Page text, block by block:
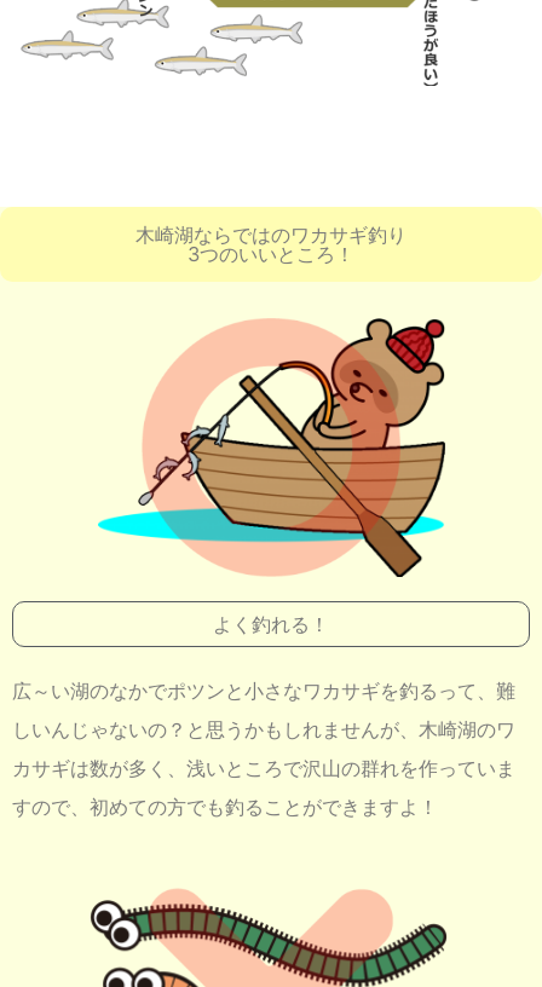
木崎湖ならではのワカサギ釣り
3つのいいところ！
よく釣れる！
広～い湖のなかでポツンと小さなワカサギを釣るって、難
しいんじゃないの？と思うかもしれませんが、木崎湖のワ
カサギは数が多く、浅いところで沢山の群れを作っていま
すので、初めての方でも釣ることができますよ！